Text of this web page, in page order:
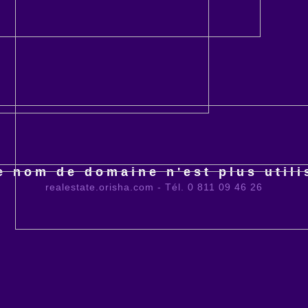
nom de domaine n'est plus
realestate.orisha.com - Tél. 0 811 09 46 26